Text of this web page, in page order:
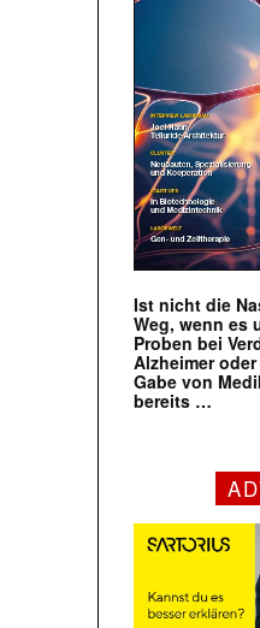
Ist nicht die
Weg, wenn es
Proben bei
Alzheimer
Gabe von
bereits …